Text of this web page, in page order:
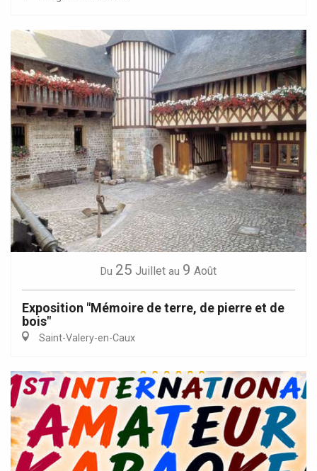
Du 25 Juillet au 9 Août
Exposition "Mémoire de terre, de pierre et de
bois"
Saint-Valery-en-Caux